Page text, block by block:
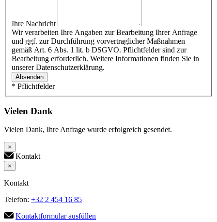
Ihre Nachricht
Wir verarbeiten Ihre Angaben zur Bearbeitung Ihrer Anfrage
und ggf. zur Durchführung vorvertraglicher Maßnahmen
gemäß Art. 6 Abs. 1 lit. b DSGVO. Pflichtfelder sind zur
Bearbeitung erforderlich. Weitere Informationen finden Sie in
unserer Datenschutzerklärung.
Absenden
* Pflichtfelder
Vielen Dank
Vielen Dank, Ihre Anfrage wurde erfolgreich gesendet.
×
Kontakt
×
Kontakt
Telefon: +32 2 454 16 85
Kontaktformular ausfüllen